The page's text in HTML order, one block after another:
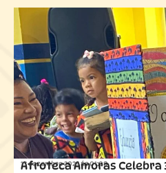
13 dezembro 2025 ás01:08
Afroteca Amoras Celebra